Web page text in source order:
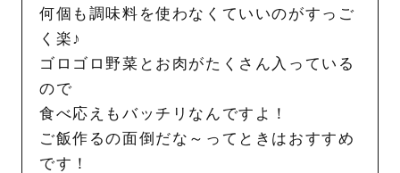
何個も調味料を使わなくていいのがすっご
く楽♪
ゴロゴロ野菜とお肉がたくさん入っている
ので
食べ応えもバッチリなんですよ！
ご飯作るの面倒だな～ってときはおすすめ
です！